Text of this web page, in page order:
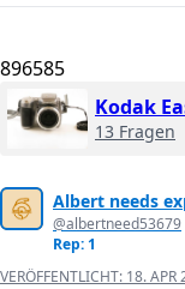
896585
Kodak
13 Fragen
Albert needs
@albertneed53679
Rep: 1
VERÖFFENTLICHT: 18. APR